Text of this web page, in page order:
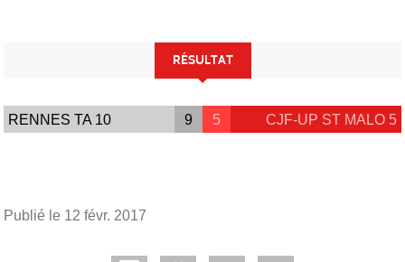
RÉSULTAT
RENNES TA 10 9 5 CJF-UP ST MALO 5
Publié le 12 févr. 2017